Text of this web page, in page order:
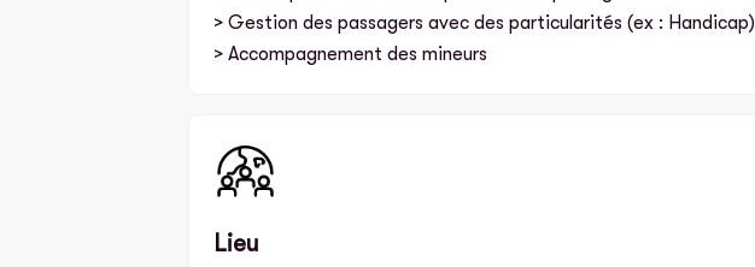
> Gestion des passagers avec des particularités (ex : Handicap)
> Accompagnement des mineurs
Lieu